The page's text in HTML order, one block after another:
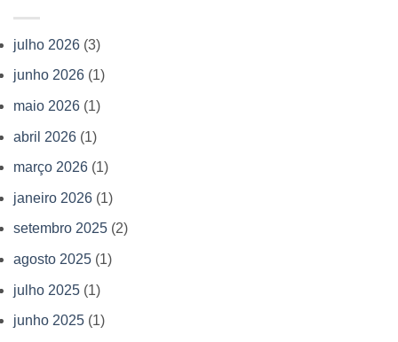
julho 2026 (3)
junho 2026 (1)
maio 2026 (1)
abril 2026 (1)
março 2026 (1)
janeiro 2026 (1)
setembro 2025 (2)
agosto 2025 (1)
julho 2025 (1)
junho 2025 (1)